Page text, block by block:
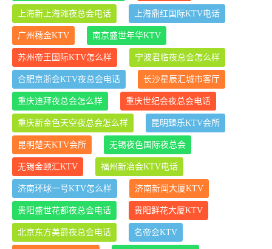
上海新上海滩夜总会电话 上海鼎红国际KTV电话
广州穗金KTV 南京盛世年华KTV
苏州帝王国际KTV怎么样 宁波君临夜总会怎么样
合肥京浙会KTV夜总会电话 长沙星辰汇城市客厅
重庆迪拜夜总会怎么样 重庆世纪会夜总会电话
重庆新金色天空夜总会怎么样 昆明臻乐KTV会所
昆明楚天KTV会所 无锡夜色国际夜总会
无锡金颐汇KTV 福州新冶会KTV电话
济南环球一号KTV怎么样 济南新闻大厦KTV
贵阳盛世花都夜总会电话 贵阳鲜花大厦KTV
北京东方美爵夜总会电话 名帝会KTV